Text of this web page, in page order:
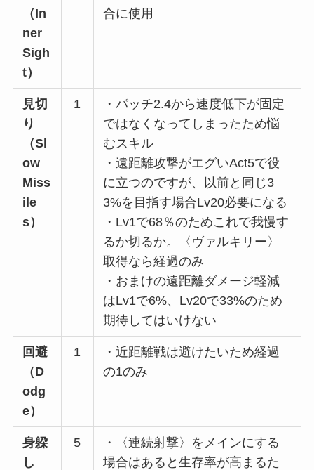
（In
ner
Sigh
t）
合に使用
見切
り
（Sl
ow
Miss
ile
s）
1
・パッチ2.4から速度低下が固定
ではなくなってしまったため悩
むスキル
・遠距離攻撃がエグいAct5で役
に立つのですが、以前と同じ3
3%を目指す場合Lv20必要になる
・Lv1で68％のためこれで我慢す
るか切るか。〈ヴァルキリー〉
取得なら経過のみ
・おまけの遠距離ダメージ軽減
はLv1で6%、Lv20で33%のため
期待してはいけない
回避
（D
odg
e）
1
・近距離戦は避けたいため経過
の1のみ
身躱
し
5
・〈連続射撃〉をメインにする
場合はあると生存率が高まるた